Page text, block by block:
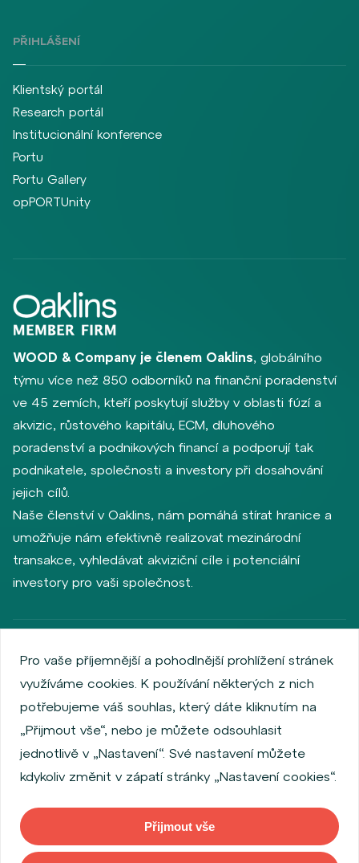
PŘIHLÁŠENÍ
Klientský portál
Research portál
Institucionální konference
Portu
Portu Gallery
opPORTUnity
WOOD & Company je členem Oaklins, globálního
týmu více než 850 odborníků na finanční poradenství
ve 45 zemích, kteří poskytují služby v oblasti fúzí a
akvizic, růstového kapitálu, ECM, dluhového
poradenství a podnikových financí a podporují tak
podnikatele, společnosti a investory při dosahování
jejich cílů.
Naše členství v Oaklins, nám pomáhá stírat hranice a
umožňuje nám efektivně realizovat mezinárodní
transakce, vyhledávat akviziční cíle i potenciální
investory pro vaši společnost.
Zásady ochrany osobních údajů
Používání cookies
Informace o emitentech
Zaměstnanecký akciový program
Povinně zveřejňované informace
Finanční výkonnost
Regulation S, Rule 144a
Informace dle MiFID
Copyright © 2026 WOOD & Company. Všechna práva vyhrazena. (WOOD
& Company Financial Services, a. s., je regulovaná Českou národní
Pro vaše příjemnější a pohodlnější prohlížení stránek
využíváme cookies. K používání některých z nich
potřebujeme váš souhlas, který dáte kliknutím na
„Přijmout vše“, nebo je můžete odsouhlasit
jednotlivě v „Nastavení“. Své nastavení můžete
kdykoliv změnit v zápatí stránky „Nastavení cookies“.
Přijmout vše